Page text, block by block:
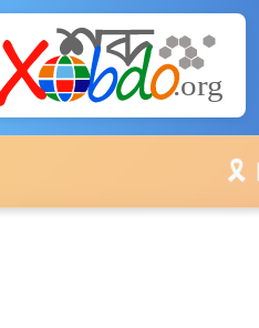
🎗️